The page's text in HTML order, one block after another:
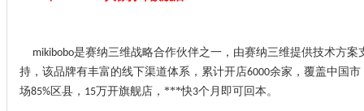
mikibobo是赛纳三维战略合作伙伴之一，由赛纳三维提供技术方案
持，该品牌有丰富的线下渠道体系，累计开店6000余家，覆盖中国市
场85% 区县， 15万开旗舰店，***快3个月即可回本。